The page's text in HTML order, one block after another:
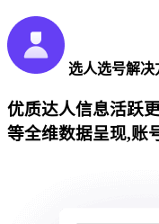
选人选号解决
优质达人信息活跃
等全维数据呈现,账